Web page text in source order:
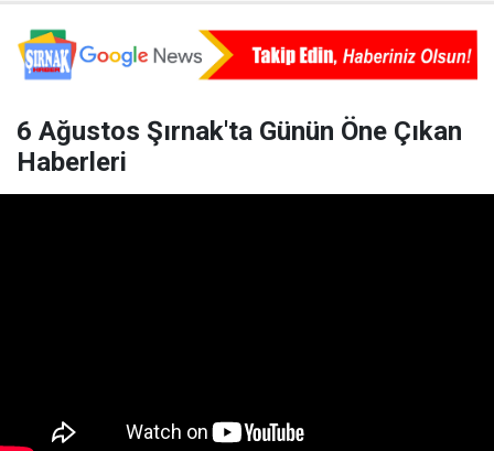
6 Ağustos Şırnak'ta Günün Öne Çıkan
Haberleri